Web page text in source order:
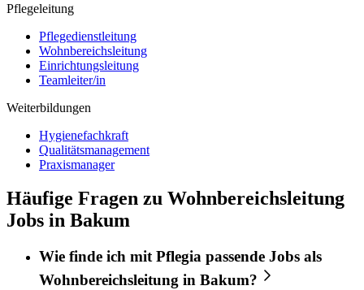
Pflegeleitung
Pflegedienstleitung
Wohnbereichsleitung
Einrichtungsleitung
Teamleiter/in
Weiterbildungen
Hygienefachkraft
Qualitätsmanagement
Praxismanager
Häufige Fragen zu Wohnbereichsleitung
Jobs in Bakum
Wie finde ich mitPflegia passende Jobs als
Wohnbereichsleitung in Bakum?